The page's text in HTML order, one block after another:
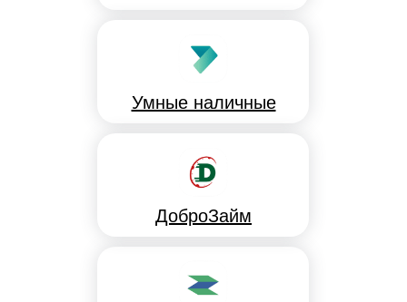
Умные наличные
ДоброЗайм